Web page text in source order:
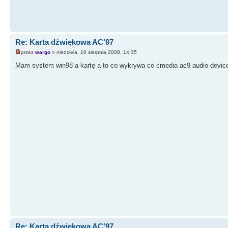
Re: Karta dźwiękowa AC'97
przez wargo » niedziela, 10 sierpnia 2008, 14:35
Mam system win98 a kartę a to co wykrywa co cmedia ac9 audio
Re: Karta dźwiękowa AC'97